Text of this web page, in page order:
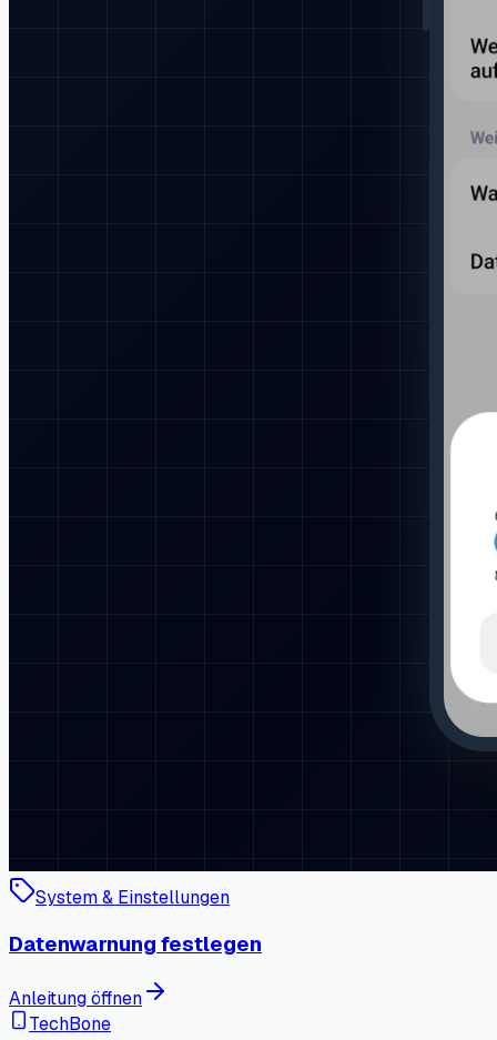
System & Einstellungen
Datenwarnung festlegen
Anleitung öffnen
TechBone